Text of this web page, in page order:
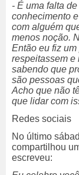
- É uma falta
conhecimento
com alguém
menos noção.
Então eu fiz
respeitassem e
sabendo que
são pessoas
Acho que não
que lidar com
Redes sociais
No último
compartilhou
escreveu: